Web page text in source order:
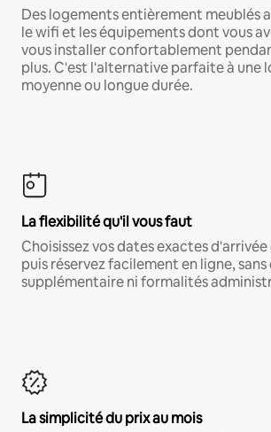
Des logements entièrement meublés
le wifi et les équipements dont vous
vous installer confortablement
plus. C'est l'alternative parfaite à une
moyenne ou longue durée.
La flexibilité qu'il vous faut
Choisissez vos dates exactes
puis réservez facilement en ligne,
supplémentaire ni formalités
La simplicité du prix au mois